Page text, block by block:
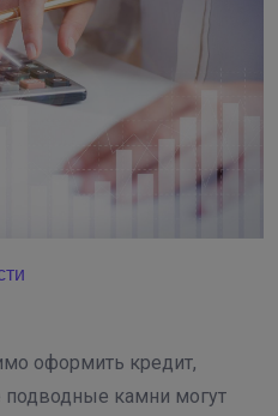
оформить кредит,
камни могут